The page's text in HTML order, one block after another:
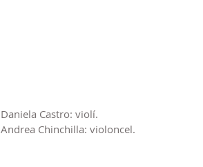
Daniela Castro: violí.
Andrea Chinchilla: violoncel.